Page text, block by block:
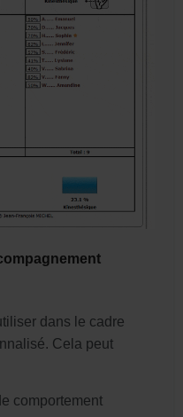
dans le cadre
Cela peut
comportement